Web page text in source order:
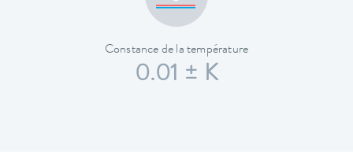
Constance de la température
0.01 ± K